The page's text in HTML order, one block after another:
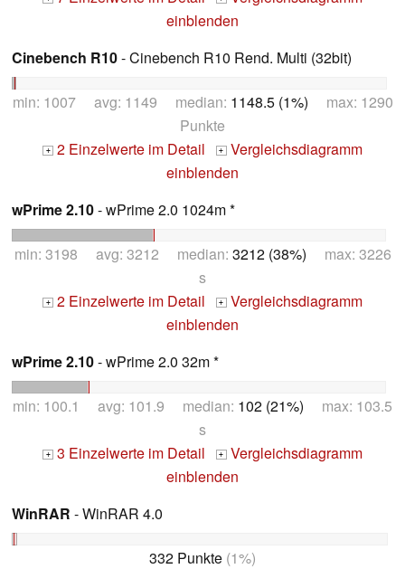
einblenden
Cinebench R10- Cinebench R10 Rend. Multi (32bit)
min: 1007 avg: 1149 median: 1148.5 (1%) max: 1290
Punkte
+ 2 Einzelwerte im Detail + Vergleichsdiagramm
einblenden
wPrime 2.10- wPrime 2.0 1024m *
min: 3198 avg: 3212 median: 3212 (38%) max: 3226
s
+ 2 Einzelwerte im Detail + Vergleichsdiagramm
einblenden
wPrime 2.10- wPrime 2.0 32m *
min: 100.1 avg: 101.9 median: 102 (21%) max: 103.5
s
+ 3 Einzelwerte im Detail + Vergleichsdiagramm
einblenden
WinRAR - WinRAR 4.0
332 Punkte (1%)